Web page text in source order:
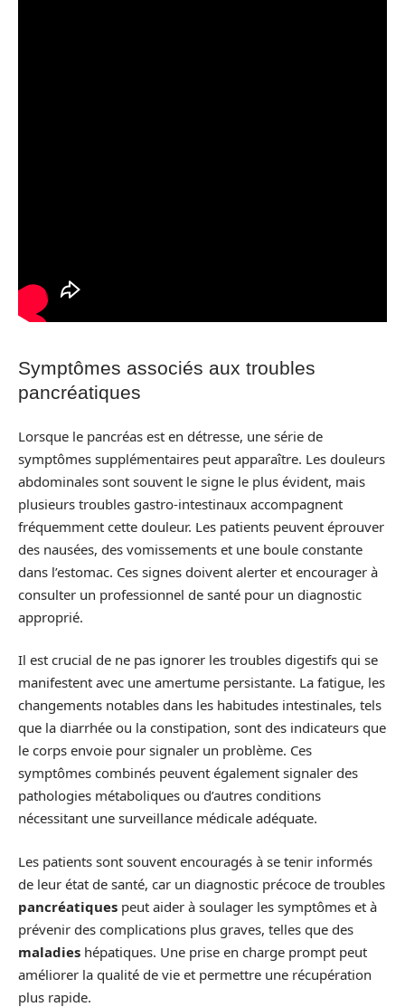
Symptômes associés aux troubles
pancréatiques
Lorsque le pancréas est en détresse, une série de
symptômes supplémentaires peut apparaître. Les douleurs
abdominales sont souvent le signe le plus évident, mais
plusieurs troubles gastro-intestinaux accompagnent
fréquemment cette douleur. Les patients peuvent éprouver
des nausées, des vomissements et une boule constante
dans l’estomac. Ces signes doivent alerter et encourager à
consulter un professionnel de santé pour un diagnostic
approprié.
Il est crucial de ne pas ignorer les troubles digestifs qui se
manifestent avec une amertume persistante. La fatigue, les
changements notables dans les habitudes intestinales, tels
que la diarrhée ou la constipation, sont des indicateurs que
le corps envoie pour signaler un problème. Ces
symptômes combinés peuvent également signaler des
pathologies métaboliques ou d’autres conditions
nécessitant une surveillance médicale adéquate.
Les patients sont souvent encouragés à se tenir informés
de leur état de santé, car un diagnostic précoce de troubles
pancréatiques peut aider à soulager les symptômes et à
prévenir des complications plus graves, telles que des
maladies hépatiques. Une prise en charge prompt peut
améliorer la qualité de vie et permettre une récupération
plus rapide.